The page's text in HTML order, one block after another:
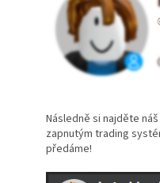
Následně si najděte
zapnutým trading
předáme!